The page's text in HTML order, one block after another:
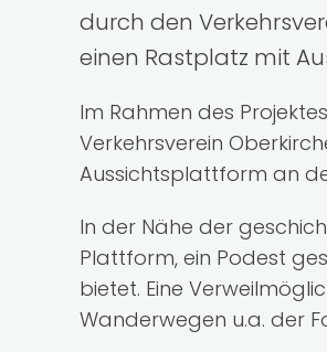
durch den
einen Rastplatz mit
Im Rahmen des
Verkehrsverein
Aussichtsplattform an
In der Nähe der
Plattform, ein Podest
bietet. Eine
Wanderwegen u.a. der